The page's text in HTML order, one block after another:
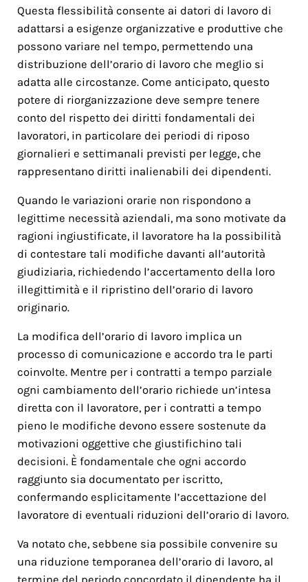
Questa flessibilità consente ai datori di lavoro di
adattarsi a esigenze organizzative e produttive che
possono variare nel tempo, permettendo una
distribuzione dell’orario di lavoro che meglio si
adatta alle circostanze. Come anticipato, questo
potere di riorganizzazione deve sempre tenere
conto del rispetto dei diritti fondamentali dei
lavoratori, in particolare dei periodi di riposo
giornalieri e settimanali previsti per legge, che
rappresentano diritti inalienabili dei dipendenti.
Quando le variazioni orarie non rispondono a
legittime necessità aziendali, ma sono motivate da
ragioni ingiustificate, il lavoratore ha la possibilità
di contestare tali modifiche davanti all’autorità
giudiziaria, richiedendo l’accertamento della loro
illegittimità e il ripristino dell’orario di lavoro
originario.
La modifica dell’orario di lavoro implica un
processo di comunicazione e accordo tra le parti
coinvolte. Mentre per i contratti a tempo parziale
ogni cambiamento dell’orario richiede un’intesa
diretta con il lavoratore, per i contratti a tempo
pieno le modifiche devono essere sostenute da
motivazioni oggettive che giustifichino tali
decisioni. È fondamentale che ogni accordo
raggiunto sia documentato per iscritto,
confermando esplicitamente l’accettazione del
lavoratore di eventuali riduzioni dell’orario di lavoro.
Va notato che, sebbene sia possibile convenire su
una riduzione temporanea dell’orario di lavoro, al
termine del periodo concordato il dipendente ha il